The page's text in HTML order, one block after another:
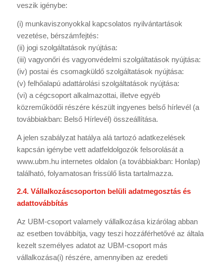
veszik igénybe:
(i) munkaviszonyokkal kapcsolatos nyilvántartások
vezetése, bérszámfejtés:
(ii) jogi szolgáltatások nyújtása:
(iii) vagyonőri és vagyonvédelmi szolgáltatások nyújtása:
(iv) postai és csomagküldő szolgáltatások nyújtása:
(v) felhőalapú adattárolási szolgáltatások nyújtása:
(vi) a cégcsoport alkalmazottai, illetve egyéb
közreműködői részére készült ingyenes belső hírlevél (a
továbbiakban: Belső Hírlevél) összeállítása.
A jelen szabályzat hatálya alá tartozó adatkezelések
kapcsán igénybe vett adatfeldolgozók felsorolását a
www.ubm.hu internetes oldalon (a továbbiakban: Honlap)
található, folyamatosan frissülő lista tartalmazza.
2.4. Vállalkozáscsoporton belüli adatmegosztás és
adattovábbítás
Az UBM-csoport valamely vállalkozása kizárólag abban
az esetben továbbítja, vagy teszi hozzáférhetővé az általa
kezelt személyes adatot az UBM-csoport más
vállalkozása(i) részére, amennyiben az eredeti